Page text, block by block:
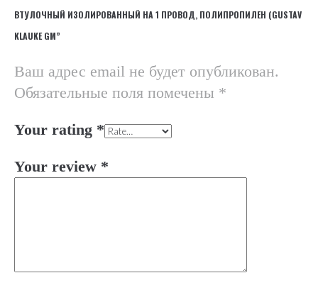
ВТУЛОЧНЫЙ ИЗОЛИРОВАННЫЙ НА 1 ПРОВОД, ПОЛИПРОПИЛЕН (GUSTAV
KLAUKE GM”
Ваш адрес email не будет опубликован.
Обязательные поля помечены *
Your rating *
Your review *